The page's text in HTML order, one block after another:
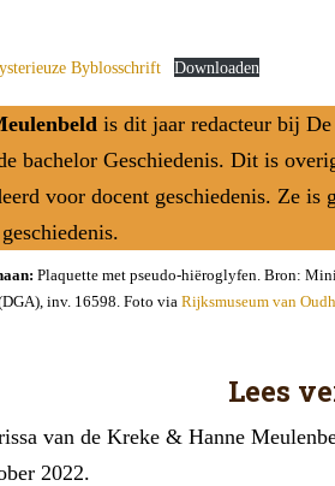
Byblosschrift Downloaden
is dit jaar redacteur bij
bachelor Geschiedenis. Dit is
voor docent geschiedenis. Ze is
Plaquette met pseudo-hiëroglyfen. Bron:
inv. 16598. Foto via Rĳksmuseum van
Lees
van de Kreke & Hanne
2022.